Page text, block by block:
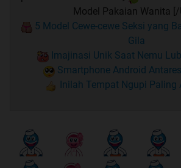
Model Pakaian Wanita [/
5 Model Cewe-cewe Seksi yang
Gila
Imajinasi Unik Saat Nemu
Smartphone Android
Inilah Tempat Ngupi Paling